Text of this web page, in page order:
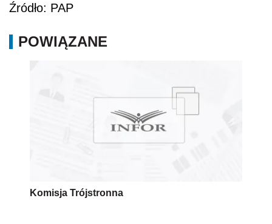
Źródło: PAP
POWIĄZANE
Komisja Trójstronna